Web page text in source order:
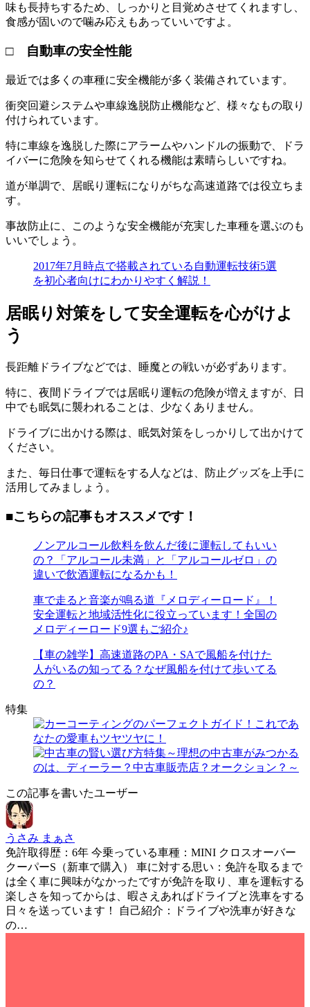
味も長持ちするため、しっかりと目覚めさせてくれますし、
食感が固いので噛み応えもあっていいですよ。
□ 自動車の安全性能
最近では多くの車種に安全機能が多く装備されています。
衝突回避システムや車線逸脱防止機能など、様々なもの取り
付けられています。
特に車線を逸脱した際にアラームやハンドルの振動で、ドラ
イバーに危険を知らせてくれる機能は素晴らしいですね。
道が単調で、居眠り運転になりがちな高速道路では役立ちま
す。
事故防止に、このような安全機能が充実した車種を選ぶのも
いいでしょう。
2017年7月時点で搭載されている自動運転技術5選
を初心者向けにわかりやすく解説！
居眠り対策をして安全運転を心がけよ
う
長距離ドライブなどでは、睡魔との戦いが必ずあります。
特に、夜間ドライブでは居眠り運転の危険が増えますが、日
中でも眠気に襲われることは、少なくありません。
ドライブに出かける際は、眠気対策をしっかりして出かけて
ください。
また、毎日仕事で運転をする人などは、防止グッズを上手に
活用してみましょう。
■こちらの記事もオススメです！
ノンアルコール飲料を飲んだ後に運転してもいい
の？「アルコール未満」と「アルコールゼロ」の
違いで飲酒運転になるかも！
車で走ると音楽が鳴る道『メロディーロード』！
安全運転と地域活性化に役立っています！全国の
メロディーロード9選もご紹介♪
【車の雑学】高速道路のPA・SAで風船を付けた
人がいるの知ってる？なぜ風船を付けて歩いてる
の？
特集
この記事を書いたユーザー
うさみ まぁさ
免許取得歴：6年 今乗っている車種：MINI クロスオーバー
クーパーS（新車で購入） 車に対する思い：免許を取るまで
は全く車に興味がなかったですが免許を取り、車を運転する
楽しさを知ってからは、暇さえあればドライブと洗車をする
日々を送っています！ 自己紹介：ドライブや洗車が好きな
の…